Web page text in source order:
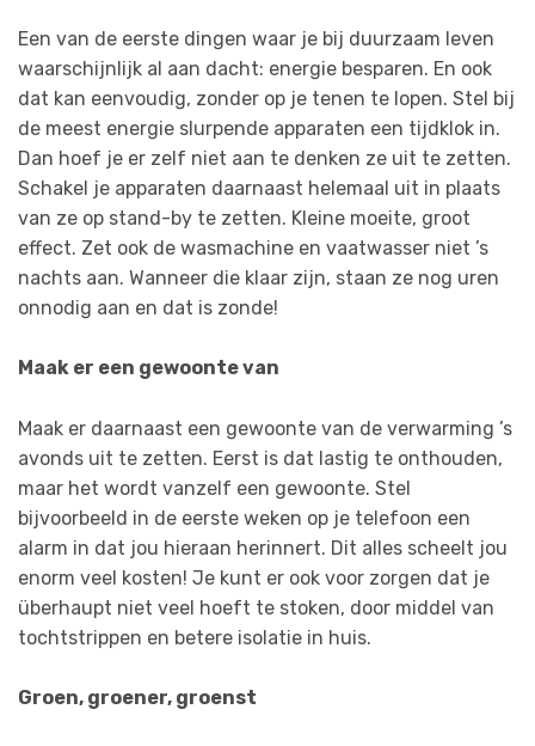
Een van de eerste dingen waar je bij duurzaam leven
waarschijnlijk al aan dacht: energie besparen. En ook
dat kan eenvoudig, zonder op je tenen te lopen. Stel bij
de meest energie slurpende apparaten een tijdklok in.
Dan hoef je er zelf niet aan te denken ze uit te zetten.
Schakel je apparaten daarnaast helemaal uit in plaats
van ze op stand-by te zetten. Kleine moeite, groot
effect. Zet ook de wasmachine en vaatwasser niet ’s
nachts aan. Wanneer die klaar zijn, staan ze nog uren
onnodig aan en dat is zonde!
Maak er een gewoonte van
Maak er daarnaast een gewoonte van de verwarming ’s
avonds uit te zetten. Eerst is dat lastig te onthouden,
maar het wordt vanzelf een gewoonte. Stel
bijvoorbeeld in de eerste weken op je telefoon een
alarm in dat jou hieraan herinnert. Dit alles scheelt jou
enorm veel kosten! Je kunt er ook voor zorgen dat je
überhaupt niet veel hoeft te stoken, door middel van
tochtstrippen en betere isolatie in huis.
Groen, groener, groenst